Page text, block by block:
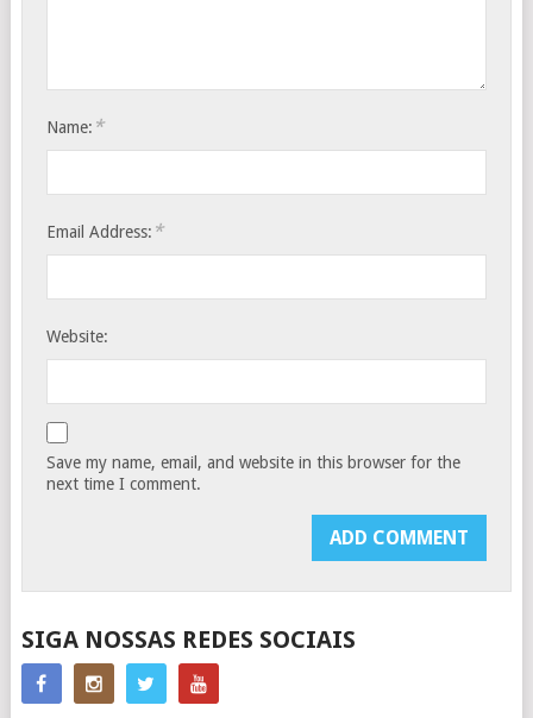
Name: *
Email Address: *
Website:
Save my name, email, and website in this browser for the
next time I comment.
SIGA NOSSAS REDES SOCIAIS